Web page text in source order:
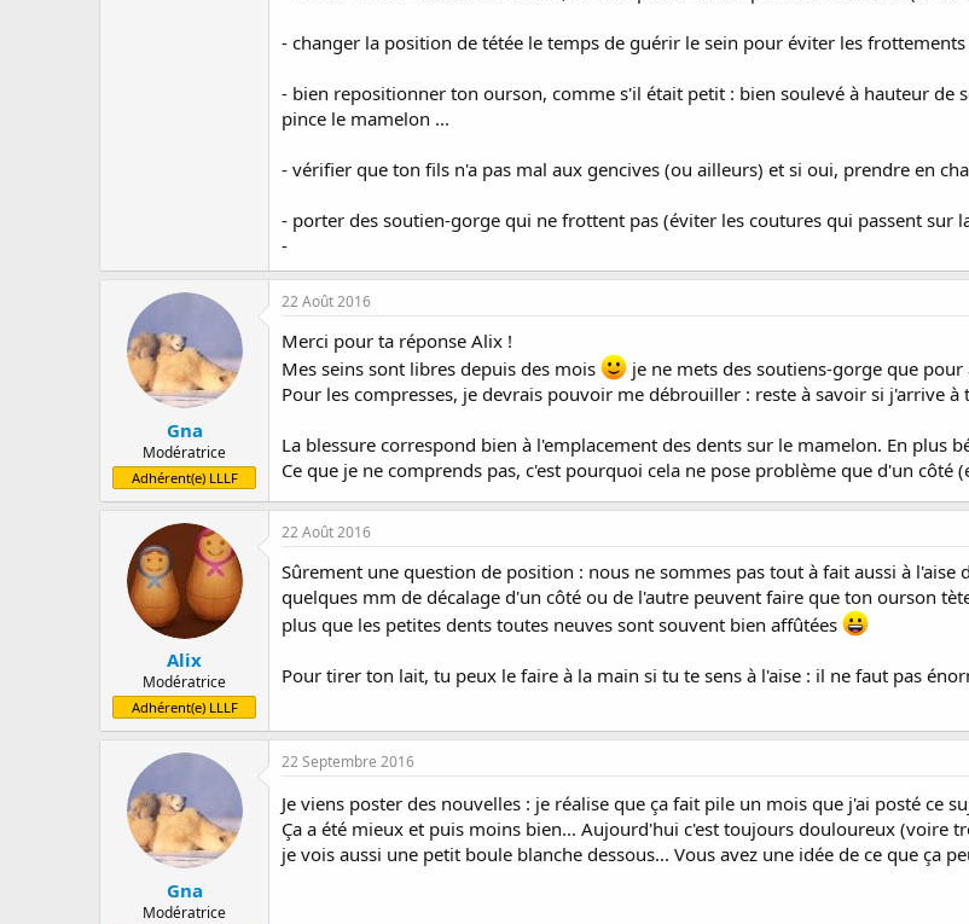
- changer la position de tétée le temps de guérir le sein pour éviter les
- bien repositionner ton ourson, comme s'il était petit : bien soulevé à hauteur
pince le mamelon ...
- vérifier que ton fils n'a pas mal aux gencives (ou ailleurs) et si oui, prendre en
- porter des soutien-gorge qui ne frottent pas (éviter les coutures qui passent sur
-
Gna
Modératrice
Adhérent(e) LLLF
22 Août 2016
Merci pour ta réponse Alix !
Mes seins sont libres depuis des mois
je ne mets des soutiens-gorge que
Pour les compresses, je devrais pouvoir me débrouiller : reste à savoir si j'arrive
La blessure correspond bien à l'emplacement des dents sur le mamelon. En plus
Ce que je ne comprends pas, c'est pourquoi cela ne pose problème que d'un côté
Alix
Modératrice
Adhérent(e) LLLF
22 Août 2016
Sûrement une question de position : nous ne sommes pas tout à fait aussi à
quelques mm de décalage d'un côté ou de l'autre peuvent faire que ton ourson
plus que les petites dents toutes neuves sont souvent bien affûtées
Pour tirer ton lait, tu peux le faire à la main si tu te sens à l'aise : il ne faut pas
Gna
Modératrice
22 Septembre 2016
Je viens poster des nouvelles : je réalise que ça fait pile un mois que j'ai posté ce
Ça a été mieux et puis moins bien... Aujourd'hui c'est toujours douloureux (voire
je vois aussi une petit boule blanche dessous... Vous avez une idée de ce que ça